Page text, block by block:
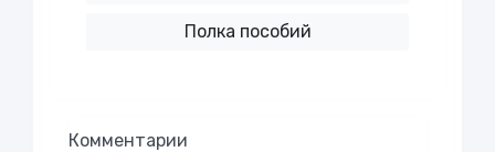
Полка пособий
Комментарии